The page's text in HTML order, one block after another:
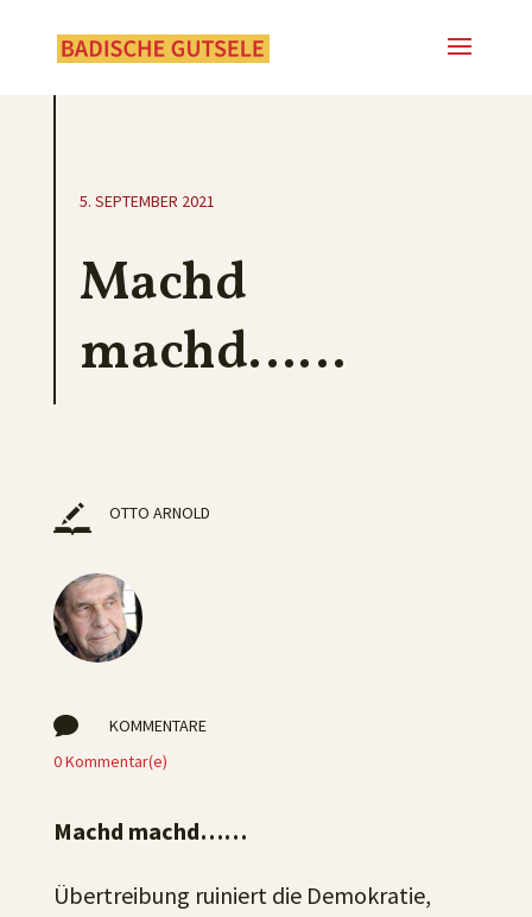
5. SEPTEMBER 2021
Machd
machd……
OTTO ARNOLD

KOMMENTARE
0 Kommentar(e)
Machd machd……
Übertreibung ruiniert die Demokratie,